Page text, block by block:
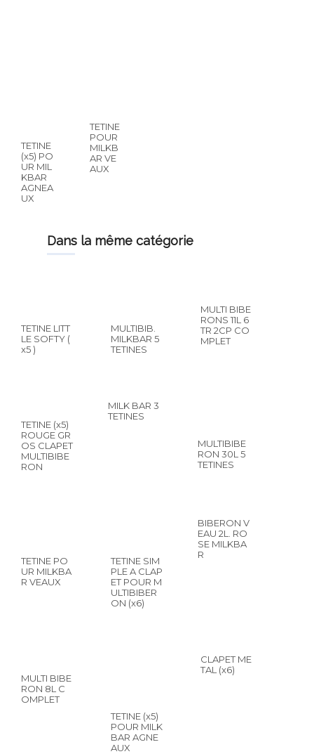
TETINE
(x5) PO
UR MIL
KBAR
AGNEA
UX
TETINE
POUR
MILKB
AR VE
AUX
dans la même catégorie
TETINE LITT
LE SOFTY (
x5 )
MULTIBIB.
MILKBAR 5
TETINES
MULTI BIBE
RONS 11L 6
TR 2CP CO
MPLET
TETINE (x5)
ROUGE GR
OS CLAPET
MULTIBIBE
RON
MILK BAR 3
TETINES
MULTIBIBE
RON 30L 5
TETINES
TETINE PO
UR MILKBA
R VEAUX
TETINE SIM
PLE A CLAP
ET POUR M
ULTIBIBER
ON (x6)
BIBERON V
EAU 2L. RO
SE MILKBA
R
MULTI BIBE
RON 8L C
OMPLET
TETINE (x5)
POUR MILK
BAR AGNE
AUX
CLAPET ME
TAL (x6)